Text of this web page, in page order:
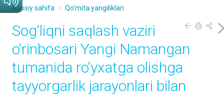
Asosiy sahifa Qo'mita yangiliklari
Sog‘liqni saqlash vaziri
o‘rinbosari Yangi Namangan
tumanida ro‘yxatga olishga
tayyorgarlik jarayonlari bilan